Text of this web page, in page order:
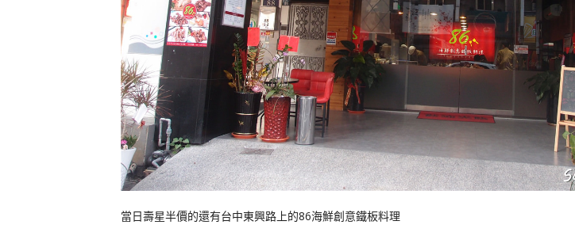
當日壽星半價的還有台中東興路上的86海鮮創意鐵板料理